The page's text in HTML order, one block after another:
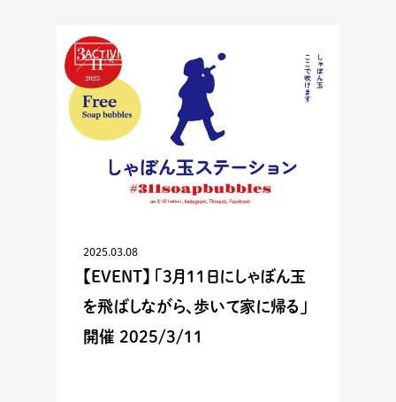
ACTIVITIES
2025.03.08
【EVENT】 「3月11日にしゃぼん玉
を飛ばしながら、歩いて家に帰る」
開催 2025/3/11